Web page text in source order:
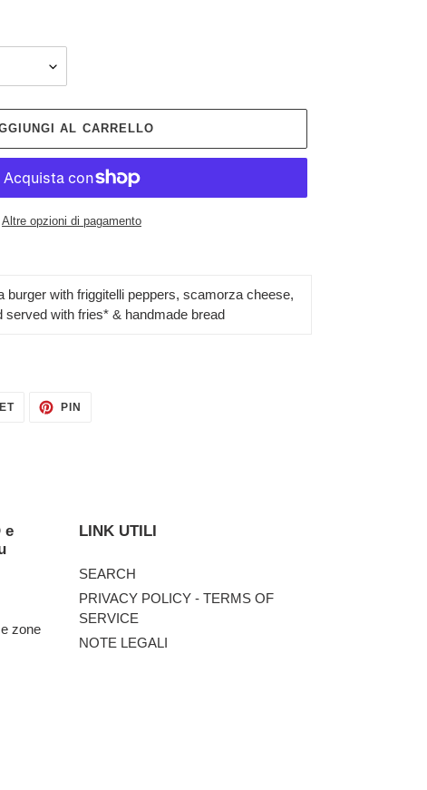
AL CARRELLO
Altre opzioni di pagamento
burger with friggitelli peppers, scamorza cheese,
served with fries* & handmade bread
TWITTA PIN
e
zone
LINK UTILI
SEARCH
PRIVACY POLICY - TERMS OF
SERVICE
NOTE LEGALI